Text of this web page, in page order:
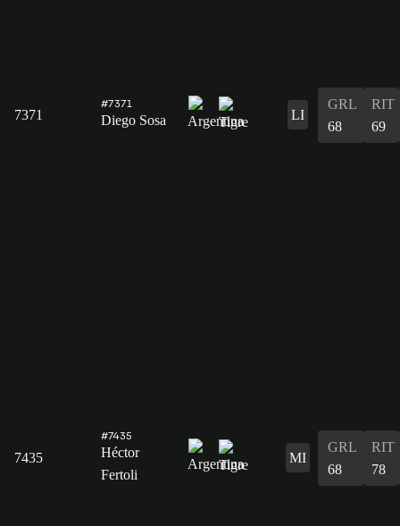
7371
#7371
Diego Sosa LI
GRL
68
RIT
69
7435
#7435
Héctor
Fertoli
MI
GRL
68
RIT
78